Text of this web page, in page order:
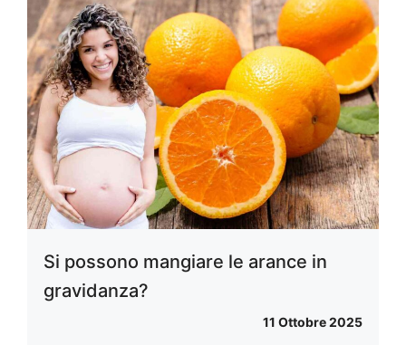
Si possono mangiare le arance in
gravidanza?
11 Ottobre 2025